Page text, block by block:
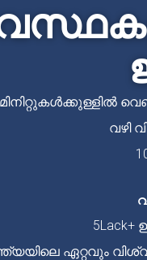
മിനിറ്റുകൾക്കുള്ളിൽ
വഴി
ഏറ്റവും